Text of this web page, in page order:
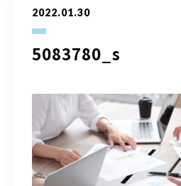
2022.01.30
5083780_s
ブログ